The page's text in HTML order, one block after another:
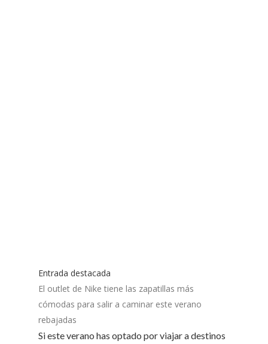
Entrada destacada
El outlet de Nike tiene las zapatillas más
cómodas para salir a caminar este verano
rebajadas
Si este verano has optado por viajar a destinos